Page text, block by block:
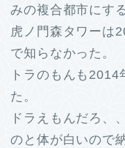
みの複合都市にす
虎ノ門森タワーは
で知らなかった。
トラのもんも
た。
ドラえもんだろ、
のと体が白いので